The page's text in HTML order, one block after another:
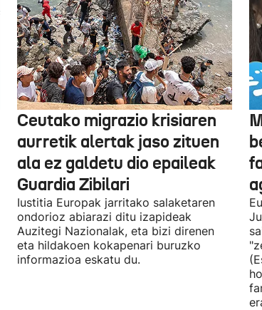
Ceutako migrazio krisiaren
aurretik alertak jaso zituen
ala ez galdetu dio epaileak
Guardia Zibilari
Iustitia Europak jarritako salaketaren
ondorioz abiarazi ditu izapideak
Auzitegi Nazionalak, eta bizi direnen
eta hildakoen kokapenari buruzko
informazioa eskatu du.